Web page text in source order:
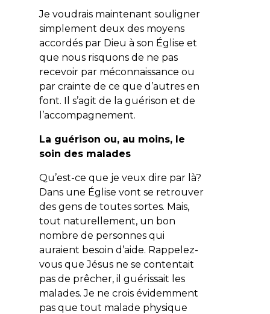
Je voudrais maintenant souligner
simplement deux des moyens
accordés par Dieu à son Église et
que nous risquons de ne pas
recevoir par méconnaissance ou
par crainte de ce que d’autres en
font. Il s’agit de la guérison et de
l’accompagnement.
La guérison ou, au moins, le
soin des malades
Qu’est-ce que je veux dire par là?
Dans une Église vont se retrouver
des gens de toutes sortes. Mais,
tout naturellement, un bon
nombre de personnes qui
auraient besoin d’aide. Rappelez-
vous que Jésus ne se contentait
pas de prêcher, il guérissait les
malades. Je ne crois évidemment
pas que tout malade physique